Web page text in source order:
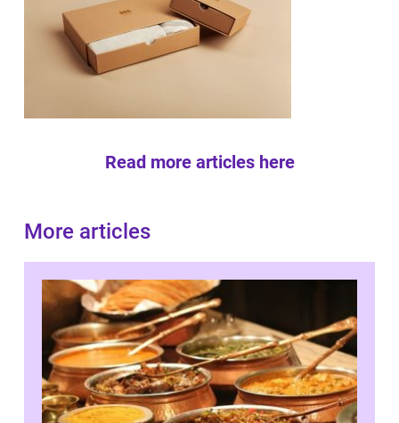
Read more articles here
More articles